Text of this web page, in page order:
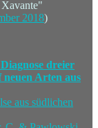
2018)
dreier
Arten aus
aus südlichen